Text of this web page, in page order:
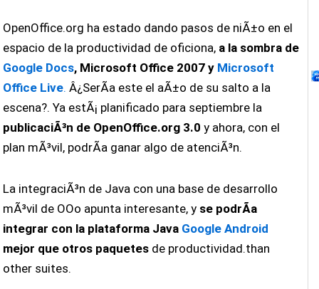
OpenOffice.org ha estado dando pasos de niÃ±o en el
espacio de la productividad de oficiona, a la sombra de
Google Docs, Microsoft Office 2007 y Microsoft
Office Live. Â¿SerÃ­a este el aÃ±o de su salto a la
escena?. Ya estÃ¡ planificado para septiembre la
publicaciÃ³n de OpenOffice.org 3.0 y ahora, con el
plan mÃ³vil, podrÃ­a ganar algo de atenciÃ³n.
La integraciÃ³n de Java con una base de desarrollo
mÃ³vil de OOo apunta interesante, y se podrÃ­a
integrar con la plataforma Java Google Android
mejor que otros paquetes de productividad.than
other suites.